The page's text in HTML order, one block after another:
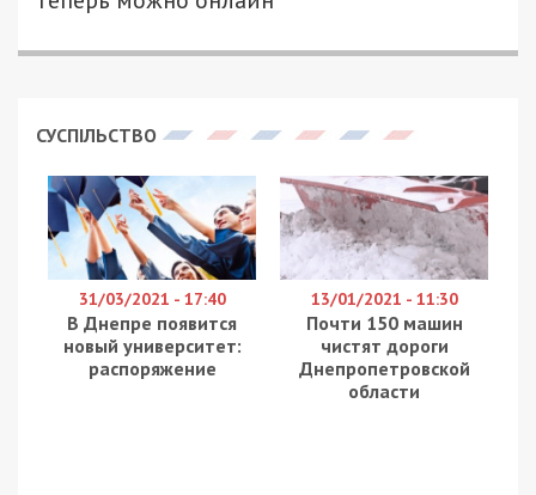
скандально известными братьями Дубинскими,
«преступной власти Януковича», и власти
«новой», как оказалось, тоже пригодились, пишут
Лица.
Напомним, что в конце прошлого года некое
ООО «Будмакс-компани», в связке ООО
«Мистокомбуд» (тоже подконтрольной братьям
фирмой, что всегда “принимала участие, но
проиграла”), распилили 104 миллиона гривен